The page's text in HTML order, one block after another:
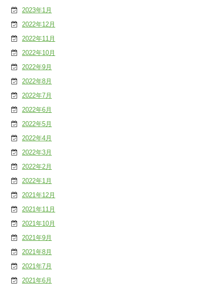
2023年1月
2022年12月
2022年11月
2022年10月
2022年9月
2022年8月
2022年7月
2022年6月
2022年5月
2022年4月
2022年3月
2022年2月
2022年1月
2021年12月
2021年11月
2021年10月
2021年9月
2021年8月
2021年7月
2021年6月